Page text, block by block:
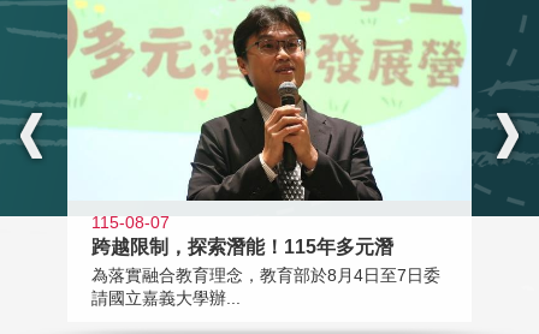
115-08-07
跨越限制，探索潛能！115年多元潛
為落實融合教育理念，教育部於8月4日至7日委
請國立嘉義大學辦...